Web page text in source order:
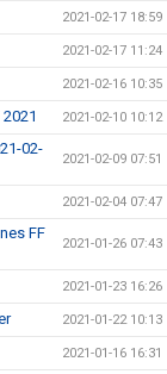
2021-02-17 18:59
2021-02-17 11:24
2021-02-16 10:35
2021-02-10 10:12
02-
2021-02-09 07:51
2021-02-04 07:47
FF
2021-01-26 07:43
2021-01-23 16:26
2021-01-22 10:13
2021-01-16 16:31